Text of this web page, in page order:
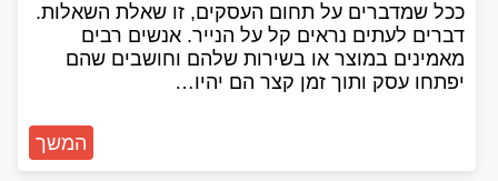
ככל שמדברים על תחום העסקים, זו שאלת השאלות.
דברים לעתים נראים קל על הנייר. אנשים רבים
מאמינים במוצר או בשירות שלהם וחושבים שהם
יפתחו עסק ותוך זמן קצר הם יהיו…
המשך